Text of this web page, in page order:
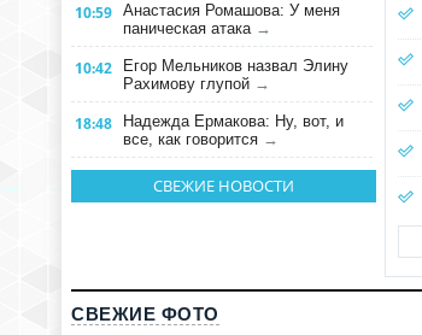
10:59 Анастасия Ромашова: У меня
паническая атака →
10:42
Егор Мельников назвал Элину
Рахимову глупой →
18:48
Надежда Ермакова: Ну, вот, и
все, как говорится →
СВЕЖИЕ НОВОСТИ
СВЕЖИЕ ФОТО